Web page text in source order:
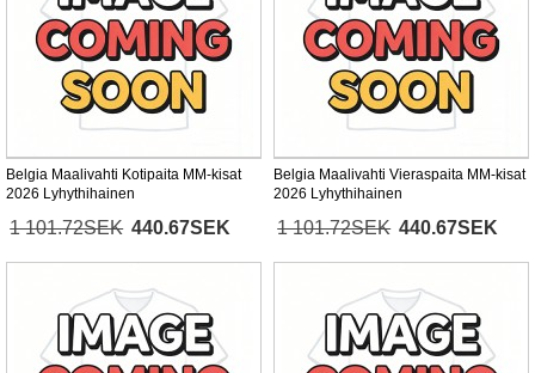
Belgia Maalivahti Kotipaita MM-kisat
2026 Lyhythihainen
1 101.72SEK 440.67SEK
Belgia Maalivahti Vieraspaita MM-kisat
2026 Lyhythihainen
1 101.72SEK 440.67SEK